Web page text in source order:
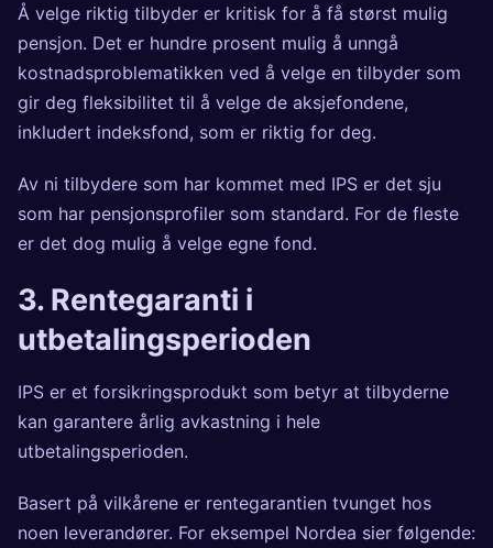
Å velge riktig tilbyder er kritisk for å få størst mulig
pensjon. Det er hundre prosent mulig å unngå
kostnadsproblematikken ved å velge en tilbyder som
gir deg fleksibilitet til å velge de aksjefondene,
inkludert indeksfond, som er riktig for deg.
Av ni tilbydere som har kommet med IPS er det sju
som har pensjonsprofiler som standard. For de fleste
er det dog mulig å velge egne fond.
3. Rentegaranti i
utbetalingsperioden
IPS er et forsikringsprodukt som betyr at tilbyderne
kan garantere årlig avkastning i hele
utbetalingsperioden.
Basert på vilkårene er rentegarantien tvunget hos
noen leverandører. For eksempel Nordea sier følgende: